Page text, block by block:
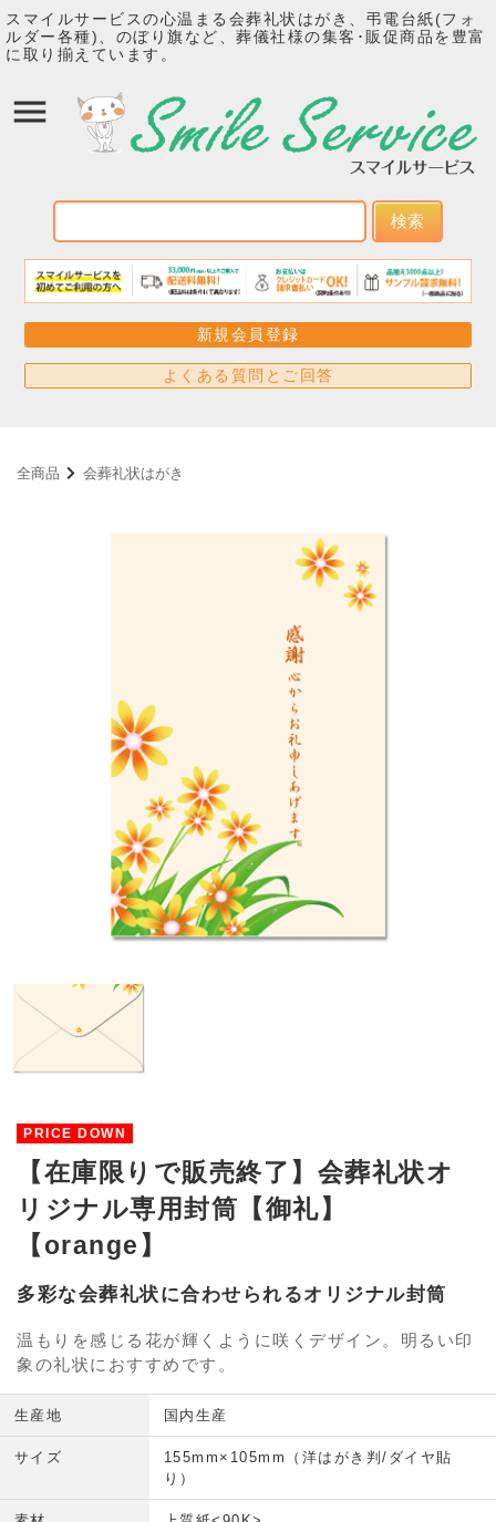
スマイルサービスの心温まる会葬礼状はがき、弔電台紙(フォ
ルダー各種)、のぼり旗など、葬儀社様の集客･販促商品を豊富
に取り揃えています。
検索
新規会員登録
よくある質問とご回答
全商品 会葬礼状はがき
PRICE DOWN
【在庫限りで販売終了】会葬礼状オ
リジナル専用封筒【御礼】
【orange】
多彩な会葬礼状に合わせられるオリジナル封筒
温もりを感じる花が輝くように咲くデザイン。明るい印
象の礼状におすすめです。
生産地 国内生産
サイズ
155mm×105mm（洋はがき判/ダイヤ貼
り）